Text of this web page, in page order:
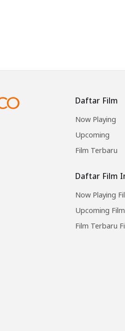
Daftar Film
Now Playing
Upcoming
Film Terbaru
Daftar Film
Now Playing
Upcoming
Film Terbaru